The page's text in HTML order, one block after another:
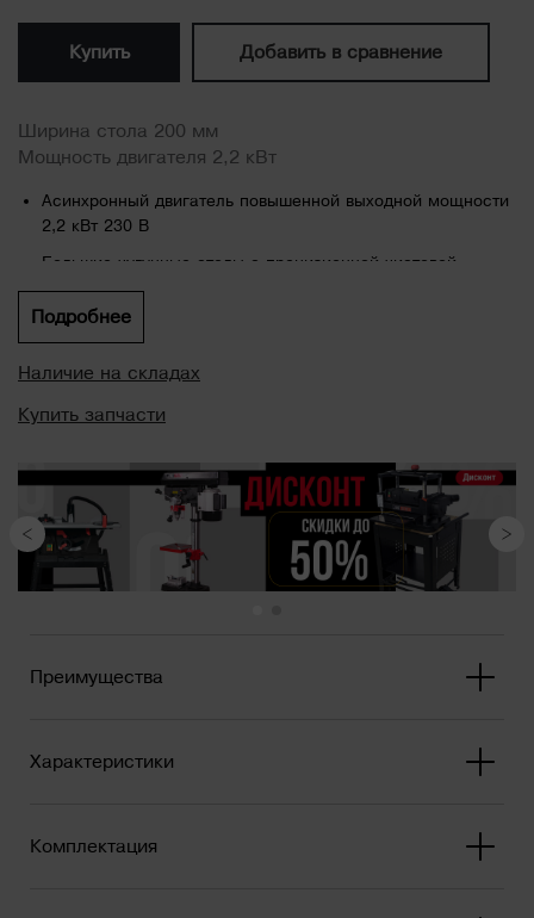
Купить Добавить в сравнение
Ширина стола 200 мм
Мощность двигателя 2,2 кВт
Асинхронный двигатель повышенной выходной мощности
2,2 кВт 230 В
Большие чугунные столы с прецизионной чистовой
механической обработкой обеспечивают высокую
точность.
параллельный упор, с возможностью наклона от -45° до
быстрое резание при отличной чистотой обработки.
Планка для выбор...
Подробнее
Наличие на складах
Купить запчасти
Преимущества
Характеристики
Комплектация